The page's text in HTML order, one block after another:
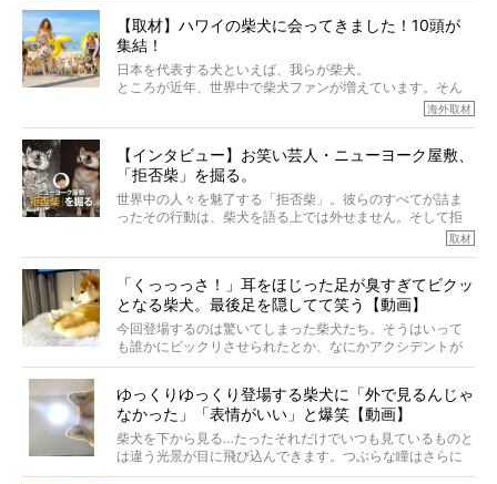
でも、いざそれぞれの個体を見ていくと、丈夫で病気にも
なりにくい、とは言えないような気もするのです。
実際に「病気にならない」などということはないし、飼い
主はそのためにやるべきことがある。
今回は、柴犬に関わる方たちすべてに読んで欲しい、ある
語でした。
※画像はすべてイメージです
※この記事は個人の感想であり、効果・効能を示すものではありません
【取材】ハワイの柴犬に会ってきました！10頭が
集結！
日本を代表する犬といえば、我らが柴犬。
ところが近年、世界中で柴犬ファンが増えています。そん
な中「柴犬ライフ」が目をつけたのは、南の楽園ハワイ。
そんな噂を聞きつけ、今回はハワイの柴犬たちを取材して
きました！
海外取材
【インタビュー】お笑い芸人・ニューヨーク屋敷、
「拒否柴」を掘る。
世界中の人々を魅了する「拒否柴」。彼らのすべてが詰ま
ったその行動は、柴犬を語る上では外せません。そして拒
否柴がここまで話題になるのは、“映える”ことも理由のひと
がるのでしょうか。
最近版画製作を始めた、お笑いコンビ「ニューヨーク」の
屋敷裕政さんに、拒否柴を掘っていただきました！ イン
タビューと合わせてご覧ください。
取材
「くっっっさ！」耳をほじった足が臭すぎてビクッ
となる柴犬。最後足を隠してて笑う【動画】
今回登場するのは驚いてしまった柴犬たち。そうはいって
も誰かにビックリさせられたとか、なにかアクシデントが
起きたとか、そういうことが原因ではありません。全ての
ゆっくりゆっくり登場する柴犬に「外で見るんじゃ
なかった」「表情がいい」と爆笑【動画】
柴犬を下から見る…たったそれだけでいつも見ているものと
は違う光景が目に飛び込んできます。つぶらな瞳はさらに
つぶらに見え、モフモフのお顔はさらにモフモフに見えま